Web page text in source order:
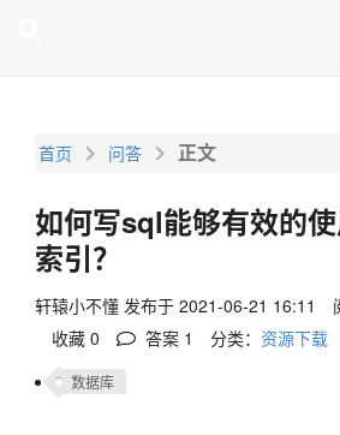
首页 问答 正文
如何写sql能够有效的
索引？
轩辕小不懂 发布于 2021-06-21 16:11
收藏 0
答案 1 分类：资源下载
数据库